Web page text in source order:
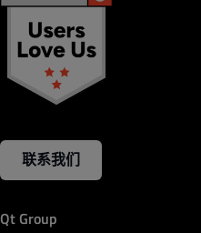
联系我们
Qt Group